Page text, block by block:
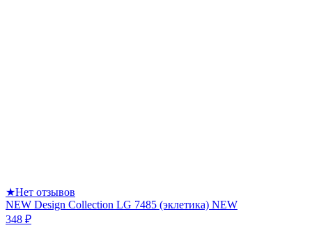
★Нет отзывов
NEW Design Collection LG 7485 (эклетика) NEW
348 ₽